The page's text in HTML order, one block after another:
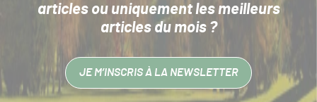
articlesou uniquement les meilleurs
articles du mois ?
JE M’INSCRIS À LA NEWSLETTER